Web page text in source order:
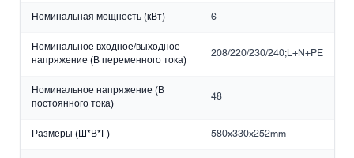
Номинальная мощность (кВт) 6
Номинальное входное/выходное
напряжение (В переменного тока)
208/220/230/240;L+N+PE
Номинальное напряжение (В
постоянного тока)
48
Размеры (Ш*В*Г) 580x330x252mm